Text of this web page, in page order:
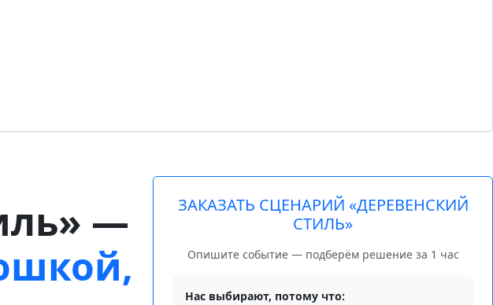
—
ЗАКАЗАТЬ СЦЕНАРИЙ «ДЕРЕВЕНСКИЙ
СТИЛЬ»
Опишите событие — подберём решение за 1 час
Нас выбирают, потому что: